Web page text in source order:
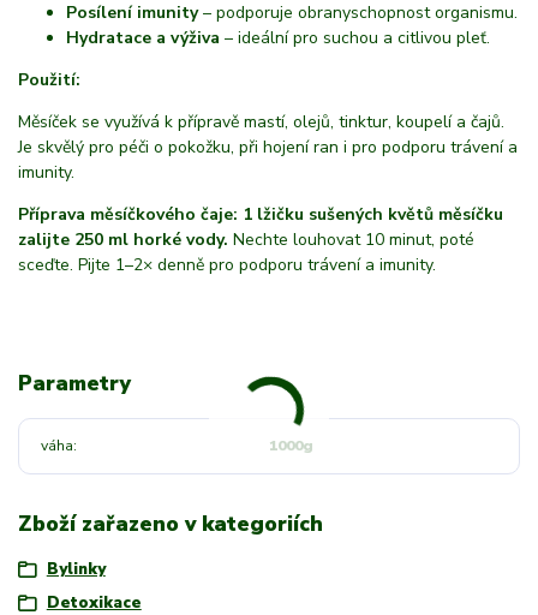
Posílení imunity– podporuje obranyschopnost organismu.
Hydratace a výživa – ideální pro suchou a citlivou pleť.
Použití:
Měsíček se využívá k přípravě mastí, olejů, tinktur, koupelí a čajů.
Je skvělý pro péči o pokožku, při hojení ran i pro podporu trávení a
imunity.
Příprava měsíčkového čaje: 1 lžičku sušených květů měsíčku
zalijte 250 ml horké vody. Nechte louhovat 10 minut, poté
sceďte. Pijte 1–2× denně pro podporu trávení a imunity.
Parametry
váha 1000g
Zboží zařazeno v kategoriích
Bylinky
Detoxikace